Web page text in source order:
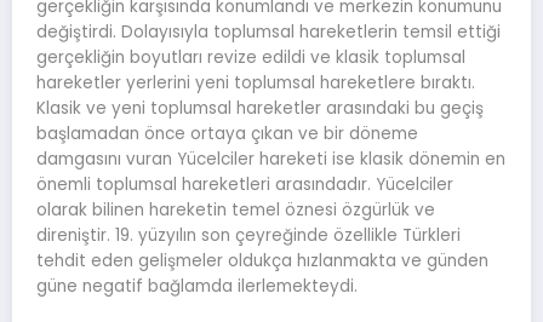
gerçekliğin karşısında konumlandı ve merkezin konumunu
değiştirdi. Dolayısıyla toplumsal hareketlerin temsil ettiği
gerçekliğin boyutları revize edildi ve klasik toplumsal
hareketler yerlerini yeni toplumsal hareketlere bıraktı.
Klasik ve yeni toplumsal hareketler arasındaki bu geçiş
başlamadan önce ortaya çıkan ve bir döneme
damgasını vuran Yücelciler hareketi ise klasik dönemin en
önemli toplumsal hareketleri arasındadır. Yücelciler
olarak bilinen hareketin temel öznesi özgürlük ve
direniştir. 19. yüzyılın son çeyreğinde özellikle Türkleri
tehdit eden gelişmeler oldukça hızlanmakta ve günden
güne negatif bağlamda ilerlemekteydi.